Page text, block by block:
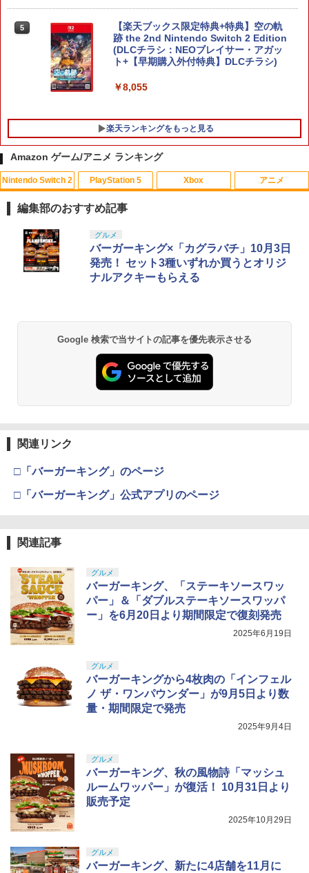
5
【楽天ブックス限定特典+特典】空の軌
跡 the 2nd Nintendo Switch 2 Edition
(DLCチラシ：NEOブレイサー・アガッ
ト+【早期購入外付特典】DLCチラシ)
￥8,055
楽天ランキングをもっと見る
1
【送料無料】(18in1)PS5 コントローラ
ー 修理 ps5 コントローラー 修理キット
ps5 コントローラー ゴム 交換 導電性 L1
付き 互換部品PS5コントローラー交換用
ボタン
￥1,479
【8/4-11 当店P5倍!&マラソン!】PS5 縦
置き スタンド 転倒防止 地震対策 傷付き
防止 放熱改善 簡単取り付け Ps5 Slim/P
s5 Pro/Ps5 対応 プレイステーション5 P
layStation 5
3
layStation 5 / PlayStation 5 slim / Play
ォン ホルダー プレステ5 プレイステーシ
4 R-Type Dimensions III PS5版
￥5,105
5
スパイク・チュンソフト 【封入特典付】
【PS5】Dune: Awakening （オンライ
ン専用） [ELJM-31027 PS5 デュ-ン ア
1 【中古】とびだせ どうぶつの森
￥658
￥980
【中古】ザ クルー:モーターフェス -PS4
ーラー (DUALSHOCK 4) グレイシャ
5
[Switch 2] ぽこ あ ポケモン エキスパン
ションパス（ダウンロード版）※3,200
ポイントまでご利用可
1
ONE PIECE ワンピース 21STシーズン
エッグヘッド編 PIECE.25【Blu-ray】 [
尾田栄一郎 ]
￥4,719
皆川純子 ]
4
Re:ゼロから始める異世界生活 4th seas
5
【楽天ブックス限定配送BOX】【楽天ブ
ックス限定グッズ+楽天ブックス限定先
着特典+他】劇場版「鬼滅の刃」無限城
編 第一章 猗窩座再来(完全生産限定版)
【Blu-ray】(キャラファイングラフ+タン
Amazon ゲーム/アニメ ランキング
Nintendo Switch 2
スプラトゥーン レイダース|オンライン
コード版
￥5,832
スプラトゥーン レイダース -Switch2
5
ニンテンドープリペイド番号 5000円|オ
ンラインコード版
PlayStation 5
PlayStation 5 デジタル・エディション
日本語専用 Console Language: Japan
ese only (CFI-2200B01)
￥55,000
Beast of Reincarnation -PS5 【特典】
プロダクトコード 封入
￥7,286
￥11,849
5
【純正品】DualSense ワイヤレスコン
Xbox
【純正品】Xbox ワイヤレス コントロー
ラー + USB-C® ケーブル
￥8,300
2
Xbox プリペイドカード 5,000円 デジタ
ルコード 【旧 Xbox ギフトカード】 [オ
ンラインコード]
￥5,000
5
【純正品】Xbox ワイヤレス コントロー
ラー (カーボンブラック)
アニメ
【Amazon.co.jp限定】劇場版モノノ怪
第三章 蛇神 (Amazon.co.jp限定オリジ
ナル三方背収納ケース付きコレクション)
(オリジナル特典:オリジナル巾着＋メー
カー特典:【坤と離】二振りの剣、十翼よ
劇場版「鬼滅の刃」無限城編 第一章 猗
窩座再来 通常版 [Blu-ray]
劇場版「鬼滅の刃」無限城編 第一章 猗
窩座再来 通常版 [DVD]
4
窩座再来 完全生産限定版 [Blu-ray]
￥8,698
【Amazon.co.jp限定】劇場版モノノ怪
第三章 蛇神 (オリジナル特典:オリジナル
巾着＋メーカー特典:【坤と離】二振りの
剣、十翼より来たる！スタジオ描き下ろ
編集部のおすすめ記事
グルメ
バーガーキング×「カグラバチ」10月3日
発売！ セット3種いずれか買うとオリジ
ナルアクキーもらえる
Google 検索で当サイトの記事を優先表示させる
関連リンク
□「バーガーキング」のページ
□「バーガーキング」公式アプリのページ
関連記事
グルメ
バーガーキング、「ステーキソースワッ
パー」＆「ダブルステーキソースワッパ
ー」を6月20日より期間限定で復刻発売
2025年6月19日
グルメ
バーガーキングから4枚肉の「インフェル
ノ ザ・ワンパウンダー」が9月5日より数
量・期間限定で発売
2025年9月4日
グルメ
バーガーキング、秋の風物詩「マッシュ
ルームワッパー」が復活！ 10月31日より
販売予定
2025年10月29日
グルメ
バーガーキング、新たに4店舗を11月に